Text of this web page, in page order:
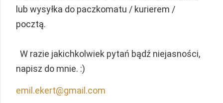
lub wysyłka do paczkomatu / kurierem /
pocztą.
W razie jakichkolwiek pytań bądź niejasności,
napisz do mnie. :)
emil.ekert@gmail.com